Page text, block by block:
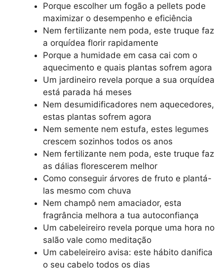
Porque escolher um fogão a pellets pode
maximizar o desempenho e eficiência
Nem fertilizante nem poda, este truque faz
a orquídea florir rapidamente
Porque a humidade em casa cai com o
aquecimento e quais plantas sofrem agora
Um jardineiro revela porque a sua orquídea
está parada há meses
Nem desumidificadores nem aquecedores,
estas plantas sofrem agora
Nem semente nem estufa, estes legumes
crescem sozinhos todos os anos
Nem fertilizante nem poda, este truque faz
as dálias florescerem melhor
Como conseguir árvores de fruto e plantá-
las mesmo com chuva
Nem champô nem amaciador, esta
fragrância melhora a tua autoconfiança
Um cabeleireiro revela porque uma hora no
salão vale como meditação
Um cabeleireiro avisa: este hábito danifica
o seu cabelo todos os dias